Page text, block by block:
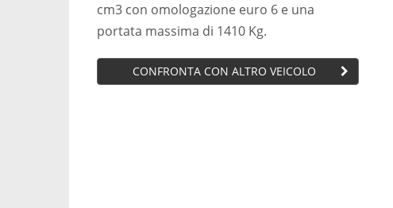
cm3 con omologazione euro 6 e una
portata massima di 1410 Kg.
CONFRONTA CON ALTRO VEICOLO